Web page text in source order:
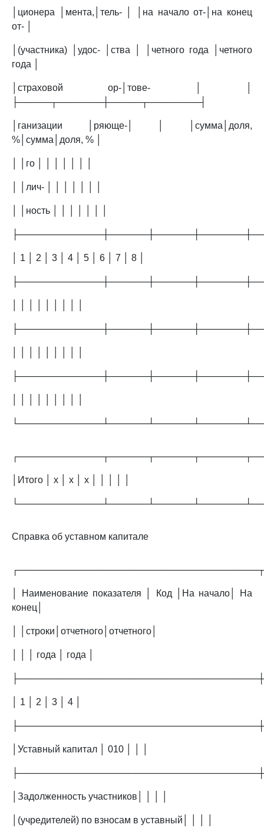
│ционера │мента,│тель- │ │на начало от-│на конец
от- │
│(участника) │удос- │ства │ │четного года │четного
года │
│страховой ор-│тове- │ │
├─────┬───────┼─────┬────────┤
│ганизации │ряюще-│ │ │сумма│доля,
%│сумма│доля, % │
│ │го │ │ │ │ │ │ │
│ │лич- │ │ │ │ │ │ │
│ │ность │ │ │ │ │ │ │
│ 1 │ 2 │ 3 │ 4 │ 5 │ 6 │ 7 │ 8 │
│Итого │ х │ х │ х │ │ │ │ │
Справка об уставном капитале
│ Наименование показателя │ Код │На начало│ На
конец│
│ │строки│отчетного│отчетного│
│ │ │ года │ года │
│ 1 │ 2 │ 3 │ 4 │
│Уставный капитал │ 010 │ │ │
│Задолженность участников│ │ │ │
│(учредителей) по взносам в уставный│ │ │ │